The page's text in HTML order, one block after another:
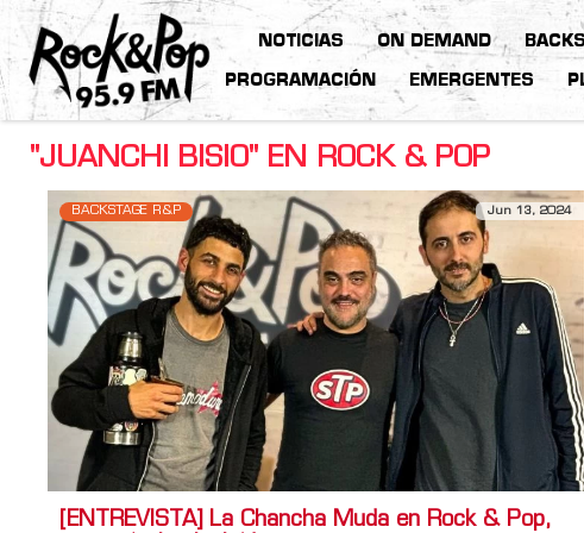
NOTICIAS ON DEMAND
PROGRAMACIÓN EMERGENTES
"JUANCHI BISIO" EN ROCK & POP
BACKSTAGE R&P Jun 13, 2024
[ENTREVISTA] La Chancha Muda en Rock & Pop,